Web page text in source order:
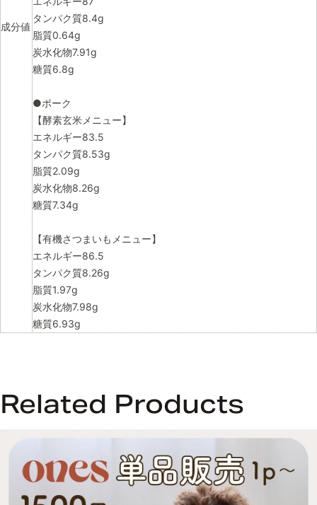
成分値
タンパク質8.4g
脂質0.64g
炭水化物7.91g
糖質6.8g
●ポーク
【酵素玄米メニュー】
エネルギー83.5
タンパク質8.53g
脂質2.09g
炭水化物8.26g
糖質7.34g
【有機さつまいもメニュー】
エネルギー86.5
タンパク質8.26g
脂質1.97g
炭水化物7.98g
糖質6.93g
Related Products